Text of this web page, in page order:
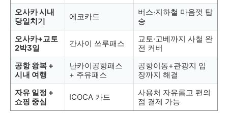
오사카 시내
당일치기
에코카드
버스·지하철 마음껏 탑
승
오사카+교토
2박3일
간사이 쓰루패스
교토·고베까지 사철 완
전 커버
공항 왕복 +
시내 여행
난카이공항패스
+ 주유패스
공항이동+관광지 입
장까지 해결
자유 일정 +
쇼핑 중심
ICOCA 카드
사용처 자유롭고 편의
점 결제 가능